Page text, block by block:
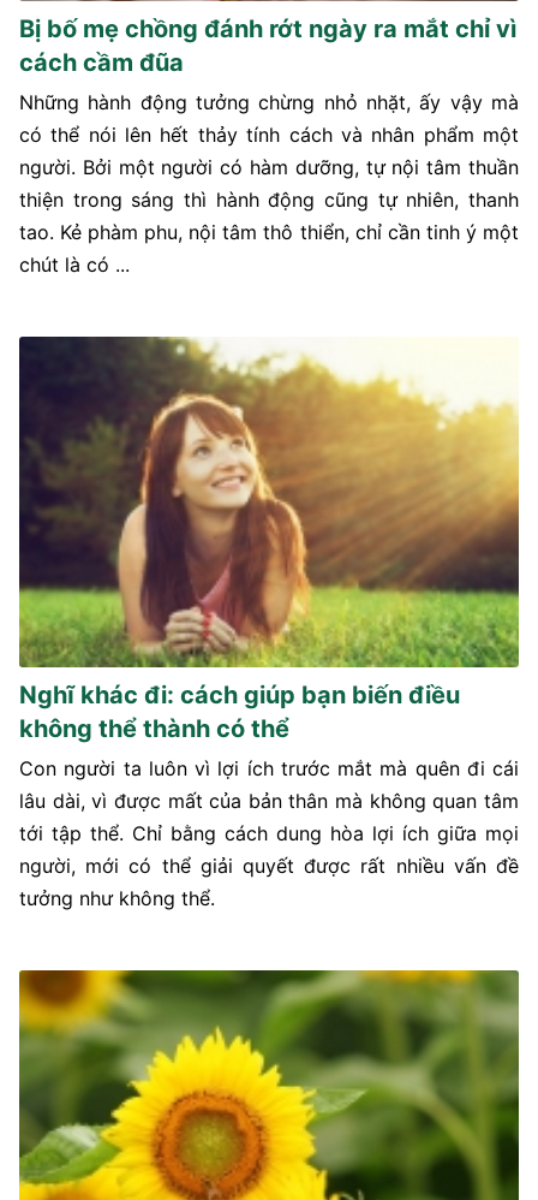
Bị bố mẹ chồng đánh rớt ngày ra mắt chỉ vì
cách cầm đũa
Những hành động tưởng chừng nhỏ nhặt, ấy vậy mà
có thể nói lên hết thảy tính cách và nhân phẩm một
người. Bởi một người có hàm dưỡng, tự nội tâm thuần
thiện trong sáng thì hành động cũng tự nhiên, thanh
tao. Kẻ phàm phu, nội tâm thô thiển, chỉ cần tinh ý một
chút là có ...
Nghĩ khác đi: cách giúp bạn biến điều
không thể thành có thể
Con người ta luôn vì lợi ích trước mắt mà quên đi cái
lâu dài, vì được mất của bản thân mà không quan tâm
tới tập thể. Chỉ bằng cách dung hòa lợi ích giữa mọi
người, mới có thể giải quyết được rất nhiều vấn đề
tưởng như không thể.